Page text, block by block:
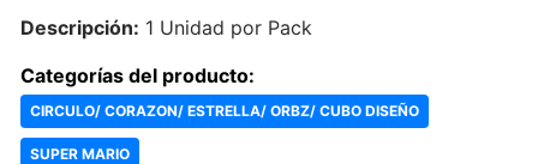
Descripción: 1 Unidad por Pack
Categorías del producto:
CIRCULO/ CORAZON/ ESTRELLA/ ORBZ/ CUBO DISEÑO
SUPER MARIO